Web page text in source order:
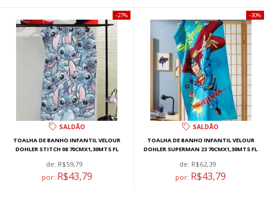
SALDÃO
TOALHA DE BANHO INFANTIL VELOUR
DOHLER STITCH 08 70CMX1,30MTS FL
de: R$59,79
por: R$43,79
27%
SALDÃO
TOALHA DE BANHO INFANTIL VELOUR
DOHLER SUPERMAN 23 70CMX1,30MTS FL
de: R$62,39
por: R$43,79
30%